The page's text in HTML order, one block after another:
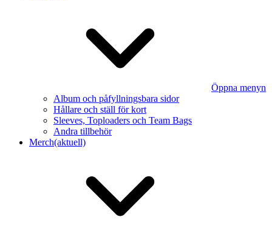
Öppna menyn
Album och påfyllningsbara sidor
Hållare och ställ för kort
Sleeves, Toploaders och Team Bags
Andra tillbehör
Merch(aktuell)